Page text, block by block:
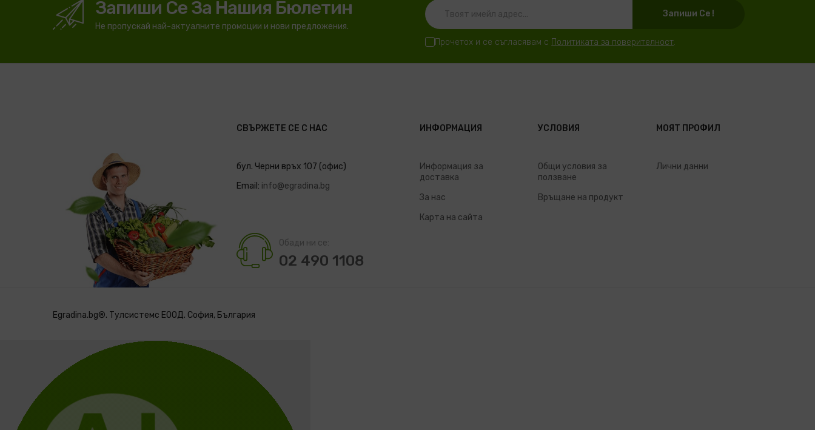
Запиши Се За Нашия Бюлетин
Не пропускай най-актуалните промоции и нови предложения.
Запиши Се !
Прочетох и се съгласявам с Политиката за поверителност.
СВЪРЖЕТЕ СЕ С НАС
бул. Черни връх 107 (офис)
Email: info@egradina.bg
Обади ни се:
02 490 1108
ИНФОРМАЦИЯ
Информация за
доставка
За нас
Карта на сайта
УСЛОВИЯ
Общи условия за
ползване
Връщане на продукт
МОЯТ ПРОФИЛ
Лични данни
Egradina.bg®. Тулсистемс ЕООД. София, България